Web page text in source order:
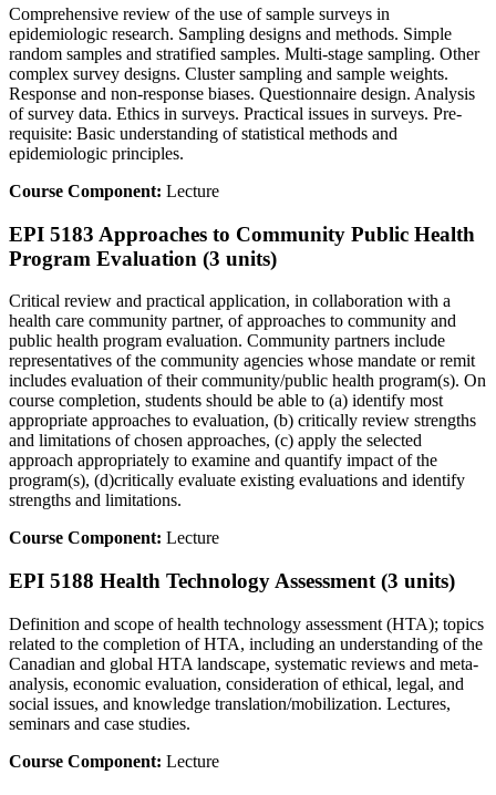
Comprehensive review of the use of sample surveys in
epidemiologic research. Sampling designs and methods. Simple
random samples and stratified samples. Multi-stage sampling. Other
complex survey designs. Cluster sampling and sample weights.
Response and non-response biases. Questionnaire design. Analysis
of survey data. Ethics in surveys. Practical issues in surveys. Pre-
requisite: Basic understanding of statistical methods and
epidemiologic principles.
Course Component: Lecture
EPI 5183 Approaches to Community Public Health
Program Evaluation (3 units)
Critical review and practical application, in collaboration with a
health care community partner, of approaches to community and
public health program evaluation. Community partners include
representatives of the community agencies whose mandate or remit
includes evaluation of their community/public health program(s). On
course completion, students should be able to (a) identify most
appropriate approaches to evaluation, (b) critically review strengths
and limitations of chosen approaches, (c) apply the selected
approach appropriately to examine and quantify impact of the
program(s), (d)critically evaluate existing evaluations and identify
strengths and limitations.
Course Component: Lecture
EPI 5188 Health Technology Assessment (3 units)
Definition and scope of health technology assessment (HTA); topics
related to the completion of HTA, including an understanding of the
Canadian and global HTA landscape, systematic reviews and meta-
analysis, economic evaluation, consideration of ethical, legal, and
social issues, and knowledge translation/mobilization. Lectures,
seminars and case studies.
Course Component: Lecture